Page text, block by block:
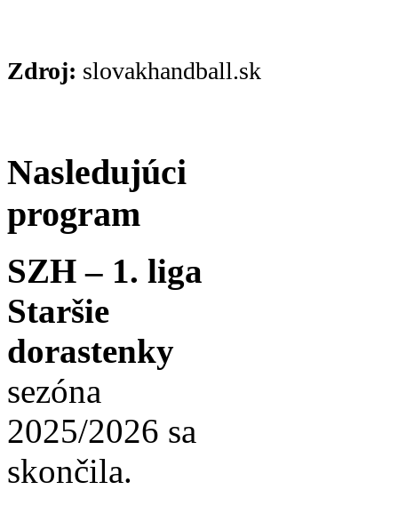
Zdroj: slovakhandball.sk
Nasledujúci
program
SZH – 1. liga
Staršie
dorastenky
sezóna
2025/2026 sa
skončila.